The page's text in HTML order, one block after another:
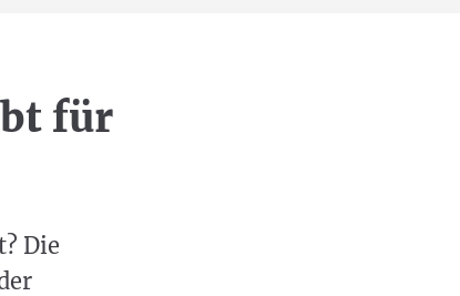
für
Die